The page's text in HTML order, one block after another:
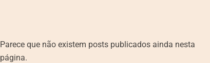
Parece que não existem posts publicados ainda nesta
página.